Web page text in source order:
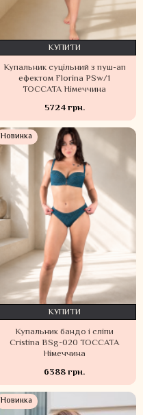
Купальник суцільний з пуш-ап
ефектом Florina PSw/1
TOCCATA Німеччина
5724 грн.
КУПИТИ
Новинка
Купальник бандо і сліпи
Cristina BSg-020 TOCCATA
Німеччина
6388 грн.
КУПИТИ
Новинка